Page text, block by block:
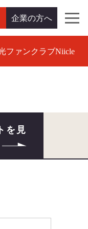
企業の方へ
ファンクラブNiicle
を見